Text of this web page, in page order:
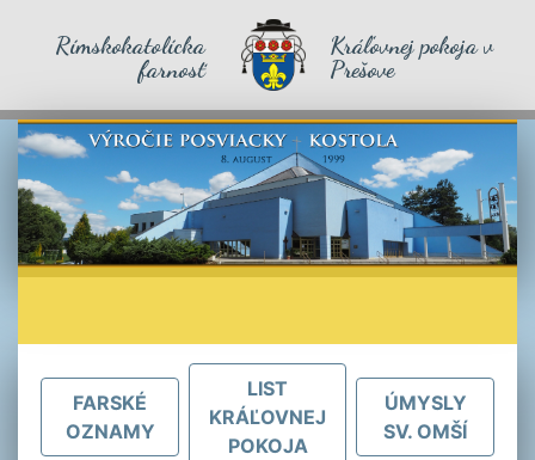
Rímskokatolícka
farnosť
Kráľovnej pokoja v
Prešove
FARSKÉ
OZNAMY
LIST
KRÁĽOVNEJ
POKOJA
ÚMYSLY
SV. OMŠÍ